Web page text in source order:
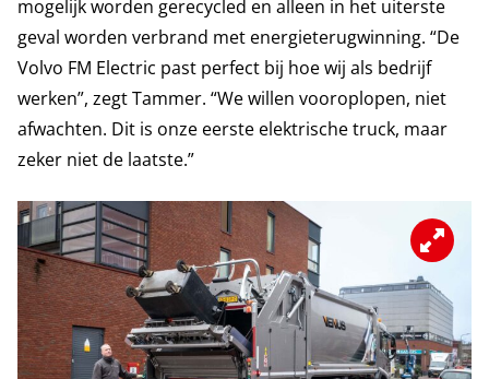
mogelijk worden gerecycled en alleen in het uiterste
geval worden verbrand met energieterugwinning. “De
Volvo FM Electric past perfect bij hoe wij als bedrijf
werken”, zegt Tammer. “We willen vooroplopen, niet
afwachten. Dit is onze eerste elektrische truck, maar
zeker niet de laatste.”